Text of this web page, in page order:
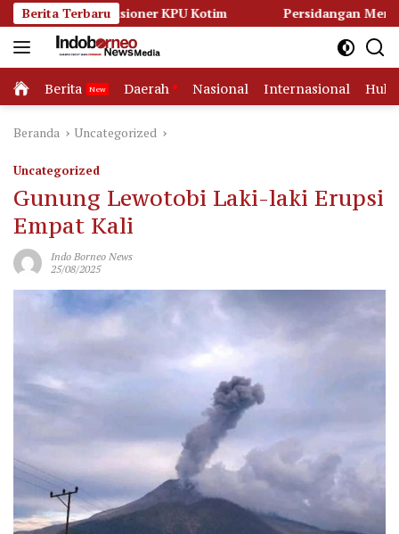
Langsung
ke
konten
Berita Terbaru
KPU Kotim Persidangan Memanas, Kuasa
Home
Berita Daerah Nasional Internasional
Beranda Uncategorized
Uncategorized
Gunung Lewotobi Laki-laki Erupsi
Empat Kali
Indo Borneo News
25/08/2025